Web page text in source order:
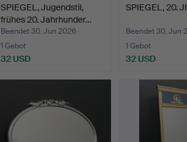
SPIEGEL, Jugendstil,
frühes 20. Jahrhunder…
Beendet 30. Jun 2026
1 Gebot
32 USD
SPIEGEL, 20.
Beendet 30. Jun
1 Gebot
32 USD